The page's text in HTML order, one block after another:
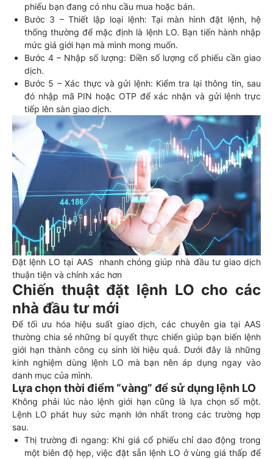
phiếu bạn đang có nhu cầu mua hoặc bán.
Bước 3 – Thiết lập loại lệnh: Tại màn hình đặt lệnh, hệ
thống thường để mặc định là lệnh LO. Bạn tiến hành nhập
mức giá giới hạn mà mình mong muốn.
Bước 4 – Nhập số lượng: Điền số lượng cổ phiếu cần giao
dịch.
Bước 5 – Xác thực và gửi lệnh: Kiểm tra lại thông tin, sau
đó nhập mã PIN hoặc OTP để xác nhận và gửi lệnh trực
tiếp lên sàn giao dịch.
Đặt lệnh LO tại AAS nhanh chóng giúp nhà đầu tư giao dịch
thuận tiện và chính xác hơn
Chiến thuật đặt lệnh LO cho các
nhà đầu tư mới
Để tối ưu hóa hiệu suất giao dịch, các chuyên gia tại AAS
thường chia sẻ những bí quyết thực chiến giúp bạn biến lệnh
giới hạn thành công cụ sinh lời hiệu quả. Dưới đây là những
kinh nghiệm dùng lệnh LO mà bạn nên áp dụng ngay vào
danh mục của mình.
Lựa chọn thời điểm “vàng” để sử dụng lệnh LO
Không phải lúc nào lệnh giới hạn cũng là lựa chọn số một.
Lệnh LO phát huy sức mạnh lớn nhất trong các trường hợp
sau.
Thị trường đi ngang: Khi giá cổ phiếu chỉ dao động trong
một biên độ hẹp, việc đặt sẵn lệnh LO ở vùng giá thấp để